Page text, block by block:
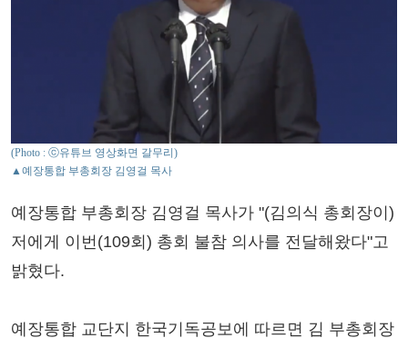
(Photo : ⓒ유튜브 영상화면 갈무리)
▲예장통합 부총회장 김영걸 목사
예장통합 부총회장 김영걸 목사가 "(김의식 총회장이)
저에게 이번(109회) 총회 불참 의사를 전달해왔다"고
밝혔다.
예장통합 교단지 한국기독공보에 따르면 김 부총회장